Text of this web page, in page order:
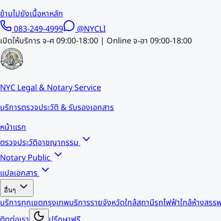
ข้ามไปยังเนื้อหาหลัก
083-249-4999
@NYCLI
เปิดให้บริการ จ-ศ 09:00-18:00 | Online จ-อา 09:00-18:00
NYC Legal & Notary Service
บริการตรวจประวัติ & รับรองเอกสาร
หน้าแรก
ตรวจประวัติอาชญากรรม
Notary Public
แปลเอกสาร
อื่นๆ
บริการทุกเขตกรุงเทพบริการรายจังหวัดใกล้สถานีรถไฟฟ้าใกล้ห้างสรร